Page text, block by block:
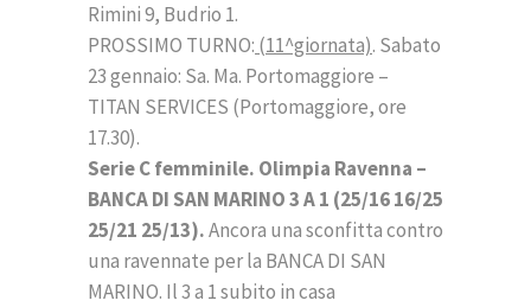
Rimini 9, Budrio 1.
PROSSIMO TURNO: (11^giornata). Sabato
23 gennaio: Sa. Ma. Portomaggiore –
TITAN SERVICES (Portomaggiore, ore
17.30).
Serie C femminile. Olimpia Ravenna –
BANCA DI SAN MARINO 3 A 1 (25/16 16/25
25/21 25/13).Ancora una sconfitta contro
una ravennate per la BANCA DI SAN
MARINO. Il 3 a 1 subito in casa